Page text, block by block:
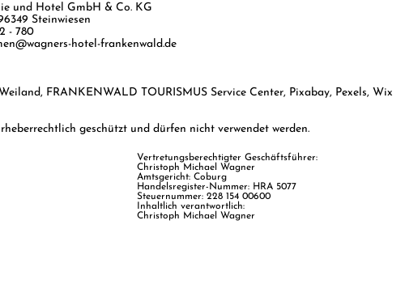
Vertretungsberechtigter Geschäftsführer:
Christoph Michael Wagner​
Amtsgericht: Coburg
Handelsregister-Nummer: HRA 5077
Steuernummer: 228 154 00600​
Inhaltlich verantwortlich:
Christoph Michael Wagner
und Hotel GmbH & Co. KG
Steinwiesen
- 780
hotel-frankenwald.de
FRANKENWALD TOURISMUS Service Center, Pixabay, Pexels, Wix
geschützt und dürfen nicht verwendet werden.